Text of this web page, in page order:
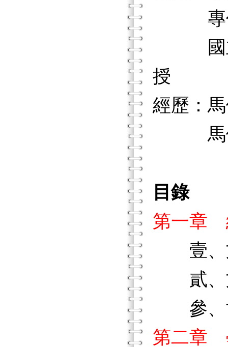
專任
國立
授
經歷：
馬偕
目錄
第一章
壹、
貳、文
參、世
第二章